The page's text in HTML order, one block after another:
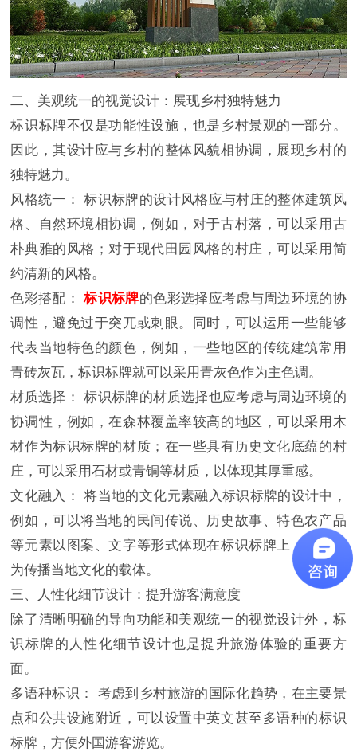
二、美观统一的视觉设计：展现乡村独特魅力
标识标牌不仅是功能性设施，也是乡村景观的一部分。
因此，其设计应与乡村的整体风貌相协调，展现乡村的
独特魅力。
风格统一： 标识标牌的设计风格应与村庄的整体建筑风
格、自然环境相协调，例如，对于古村落，可以采用古
朴典雅的风格；对于现代田园风格的村庄，可以采用简
约清新的风格。
色彩搭配：标识标牌的色彩选择应考虑与周边环境的协
调性，避免过于突兀或刺眼。同时，可以运用一些能够
代表当地特色的颜色，例如，一些地区的传统建筑常用
青砖灰瓦，标识标牌就可以采用青灰色作为主色调。
材质选择： 标识标牌的材质选择也应考虑与周边环境的
协调性，例如，在森林覆盖率较高的地区，可以采用木
材作为标识标牌的材质；在一些具有历史文化底蕴的村
庄，可以采用石材或青铜等材质，以体现其厚重感。
文化融入： 将当地的文化元素融入标识标牌的设计中，
例如，可以将当地的民间传说、历史故事、特色农产品
等元素以图案、文字等形式体现在标识标牌上，使其成
为传播当地文化的载体。
三、人性化细节设计：提升游客满意度
除了清晰明确的导向功能和美观统一的视觉设计外，标
识标牌的人性化细节设计也是提升旅游体验的重要方
面。
多语种标识： 考虑到乡村旅游的国际化趋势，在主要景
点和公共设施附近，可以设置中英文甚至多语种的标识
标牌，方便外国游客游览。